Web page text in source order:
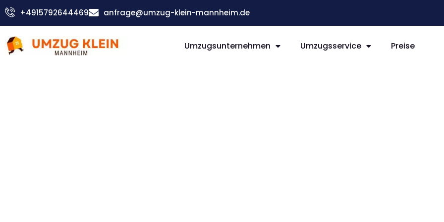
Zum
Inhalt
+4915792644469 anfrage@umzug-klein-mannheim.de
Umzugsunternehmen Umzugsservice Preise